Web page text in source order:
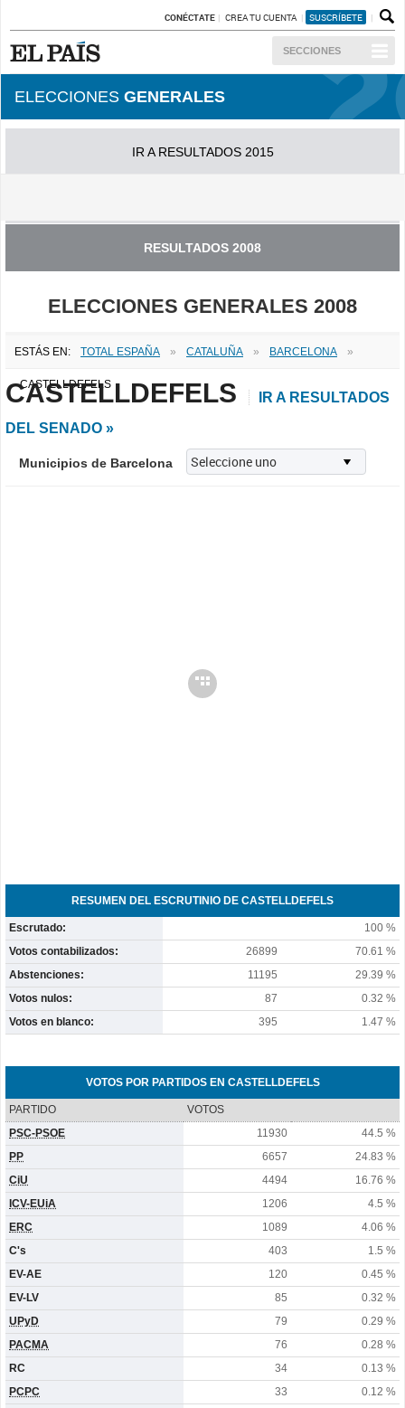
CONÉCTATE CREA TU CUENTA SUSCRÍBETE
SECCIONES
ELECCIONES GENERALES
IR A RESULTADOS 2015
RESULTADOS 2008
ELECCIONES GENERALES 2008
ESTÁS EN: TOTAL ESPAÑA » CATALUÑA » BARCELONA »
CASTELLDEFELS
CASTELLDEFELS
IR A RESULTADOS
DEL SENADO »
Municipios de Barcelona
RESUMEN DEL ESCRUTINIO DE CASTELLDEFELS
Escrutado:
100 %
Votos contabilizados:
26899
70.61 %
Abstenciones:
11195
29.39 %
Votos nulos:
87
0.32 %
Votos en blanco:
395 1.47 %
VOTOS POR PARTIDOS EN CASTELLDEFELS
PARTIDO
VOTOS
PSC-PSOE
11930
44.5 %
PP
6657
24.83 %
CiU
4494
16.76 %
ICV-EUiA
1206
4.5 %
ERC
1089
4.06 %
C's
403
1.5 %
EV-AE
120
0.45 %
EV-LV
85
0.32 %
UPyD
79
0.29 %
PACMA
76
0.28 %
RC
34
0.13 %
PCPC
33
0.12 %